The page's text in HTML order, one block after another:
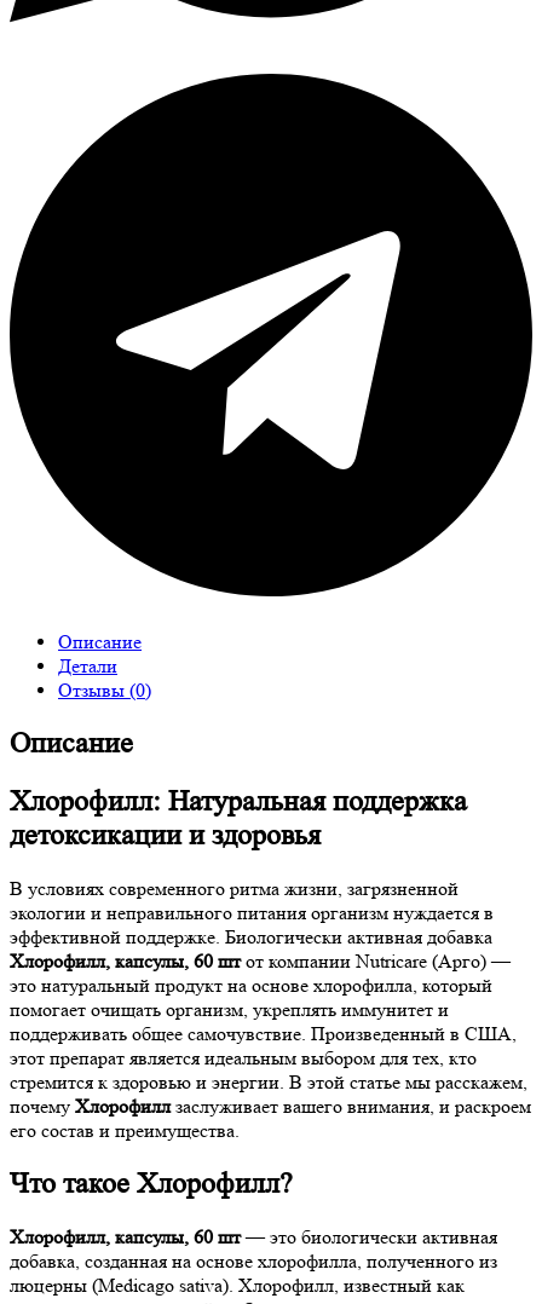
Описание
Детали
Отзывы (0)
Описание
Хлорофилл: Натуральная поддержка
детоксикации и здоровья
В условиях современного ритма жизни, загрязненной
экологии и неправильного питания организм нуждается в
эффективной поддержке. Биологически активная добавка
Хлорофилл, капсулы, 60 штот компании Nutricare (Арго) —
это натуральный продукт на основе хлорофилла, который
помогает очищать организм, укреплять иммунитет и
поддерживать общее самочувствие. Произведенный в США,
этот препарат является идеальным выбором для тех, кто
стремится к здоровью и энергии. В этой статье мы расскажем,
почему Хлорофиллзаслуживает вашего внимания, и раскроем
его состав и преимущества.
Что такое Хлорофилл?
Хлорофилл, капсулы, 60 шт— это биологически активная
добавка, созданная на основе хлорофилла, полученного из
люцерны (Medicago sativa). Хлорофилл, известный как